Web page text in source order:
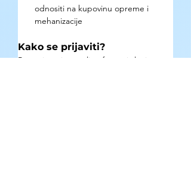
odnositi na kupovinu opreme i
mehanizacije
Kako se prijaviti?
Popunjavanjem online forme i slanjem